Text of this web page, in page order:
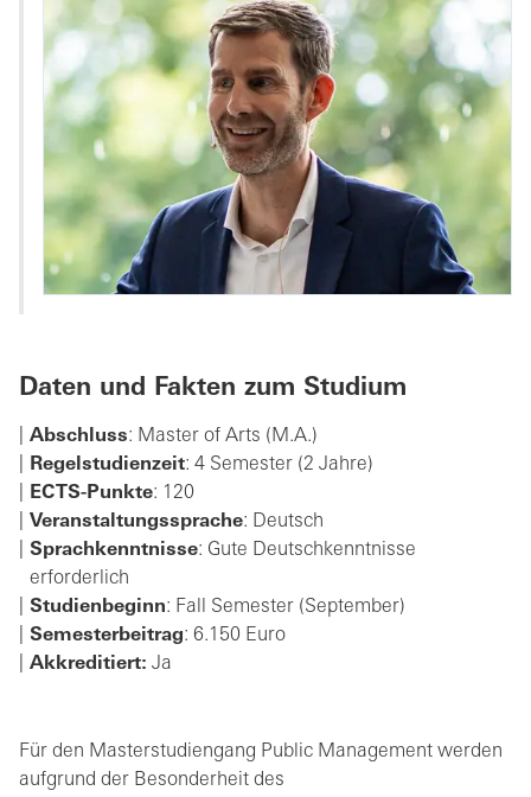
Daten und Fakten zum Studium
Abschluss: Master of Arts (M.A.)
Regelstudienzeit: 4 Semester (2 Jahre)
ECTS-Punkte: 120
Veranstaltungs­sprache: Deutsch
Sprachkenntnisse: Gute Deutschkenntnisse
erforderlich
Studienbeginn: Fall Semester (September)
Semesterbeitrag: 6.150 Euro
Akkreditiert: Ja
Für den Masterstudiengang Public Management werden
aufgrund der Besonderheit des